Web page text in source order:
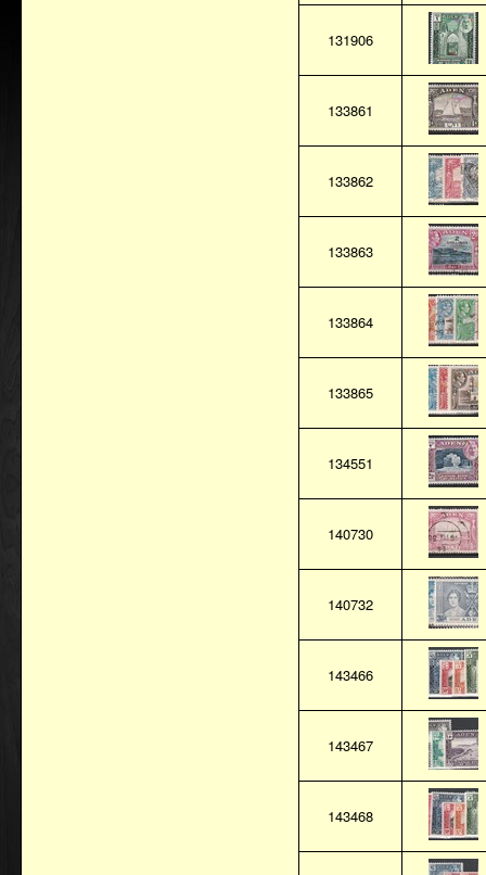
131906
133861
133862
133863
133864
133865
134551
140730
140732
143466
143467
143468